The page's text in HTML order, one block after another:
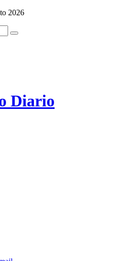
2026
Diario